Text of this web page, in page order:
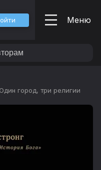
Меню
город, три религии